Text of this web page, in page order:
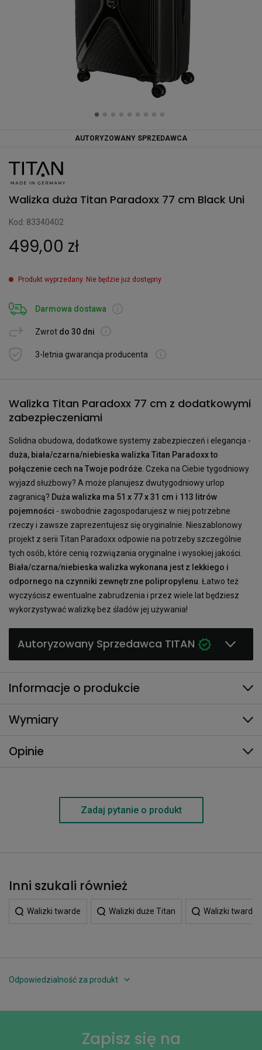
AUTORYZOWANY SPRZEDAWCA
Walizka duża Titan Paradoxx 77 cm Black Uni
Kod: 83340402
499,00 zł
Produkt wyprzedany. Nie będzie już dostępny
Darmowa dostawa
Zwrot do 30 dni
3-letnia gwarancja producenta
Walizka Titan Paradoxx 77 cm z dodatkowymi
zabezpieczeniami
Solidna obudowa, dodatkowe systemy zabezpieczeń i elegancja -
duża, biała/czarna/niebieska walizka Titan Paradoxx to
połączenie cech na Twoje podróże . Czeka na Ciebie tygodniowy
wyjazd służbowy? A może planujesz dwutygodniowy urlop
zagranicą? Duża walizka ma 51 x 77 x 31 cm i 113 litrów
pojemności - swobodnie zagospodarujesz w niej potrzebne
rzeczy i zawsze zaprezentujesz się oryginalnie. Nieszablonowy
projekt z serii Titan Paradoxx odpowie na potrzeby szczególnie
tych osób, które cenią rozwiązania oryginalne i wysokiej jakości.
Biała/czarna/niebieska walizka wykonana jest z lekkiego i
odpornego na czynniki zewnętrzne polipropylenu . Łatwo też
wyczyścisz ewentualne zabrudzenia i przez wiele lat będziesz
wykorzystywać walizkę bez śladów jej używania!
Autoryzowany Sprzedawca TITAN
Informacje o produkcie
Wymiary
Opinie
Zadaj pytanie o produkt
Inni szukali również
Walizki twarde Walizki duże Titan Walizki twarde
Odpowiedzialność za produkt
Zapisz się na